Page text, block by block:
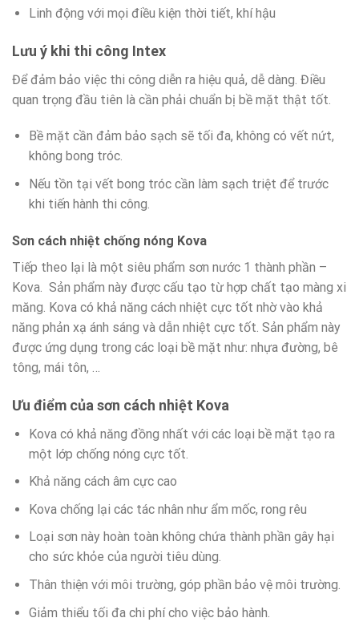
Linh động với mọi điều kiện thời tiết, khí hậu
Lưu ý khi thi công Intex
Để đảm bảo việc thi công diễn ra hiệu quả, dễ dàng. Điều
quan trọng đầu tiên là cần phải chuẩn bị bề mặt thật tốt.
Bề mặt cần đảm bảo sạch sẽ tối đa, không có vết nứt,
không bong tróc.
Nếu tồn tại vết bong tróc cần làm sạch triệt để trước
khi tiến hành thi công.
Sơn cách nhiệt chống nóng Kova
Tiếp theo lại là một siêu phẩm sơn nước 1 thành phần –
Kova. Sản phẩm này được cấu tạo từ hợp chất tạo màng xi
măng. Kova có khả năng cách nhiệt cực tốt nhờ vào khả
năng phản xạ ánh sáng và dẫn nhiệt cực tốt. Sản phẩm này
được ứng dụng trong các loại bề mặt như: nhựa đường, bê
tông, mái tôn, …
Ưu điểm của sơn cách nhiệt Kova
Kova có khả năng đồng nhất với các loại bề mặt tạo ra
một lớp chống nóng cực tốt.
Khả năng cách âm cực cao
Kova chống lại các tác nhân như ẩm mốc, rong rêu
Loại sơn này hoàn toàn không chứa thành phần gây hại
cho sức khỏe của người tiêu dùng.
Thân thiện với môi trường, góp phần bảo vệ môi trường.
Giảm thiểu tối đa chi phí cho việc bảo hành.